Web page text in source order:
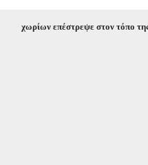
επέστρεψε στον τόπο της //